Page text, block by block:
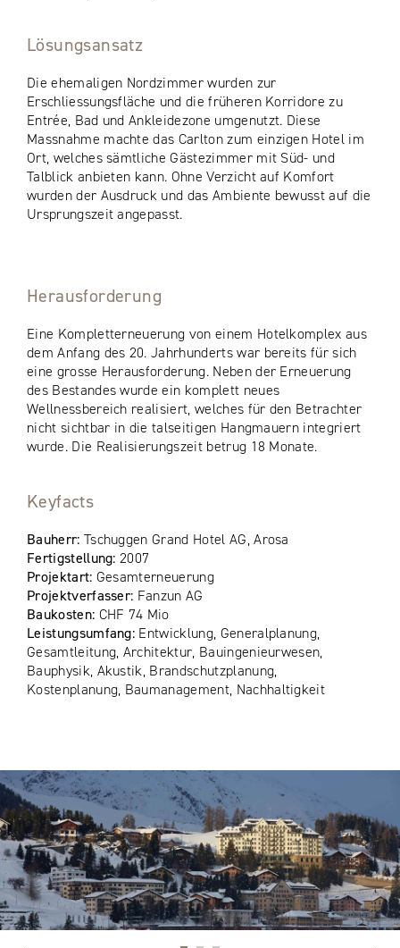
Lösungsansatz
Die ehemaligen Nordzimmer wurden zur
Erschliessungsfläche und die früheren Korridore zu
Entrée, Bad und Ankleidezone umgenutzt. Diese
Massnahme machte das Carlton zum einzigen Hotel im
Ort, welches sämtliche Gästezimmer mit Süd- und
Talblick anbieten kann. Ohne Verzicht auf Komfort
wurden der Ausdruck und das Ambiente bewusst auf die
Ursprungszeit angepasst.
Herausforderung
Eine Kompletterneuerung von einem Hotelkomplex aus
dem Anfang des 20. Jahrhunderts war bereits für sich
eine grosse Herausforderung. Neben der Erneuerung
des Bestandes wurde ein komplett neues
Wellnessbereich realisiert, welches für den Betrachter
nicht sichtbar in die talseitigen Hangmauern integriert
wurde. Die Realisierungszeit betrug 18 Monate.
Keyfacts
Bauherr: Tschuggen Grand Hotel AG, Arosa
Fertigstellung:2007
Projektart: Gesamterneuerung
Projektverfasser: Fanzun AG
Baukosten: CHF 74 Mio
Leistungsumfang: Entwicklung, Generalplanung,
Gesamtleitung, Architektur, Bauingenieurwesen,
Bauphysik, Akustik, Brandschutzplanung,
Kostenplanung, Baumanagement, Nachhaltigkeit